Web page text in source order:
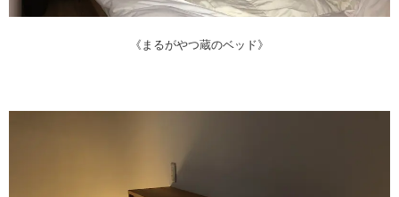
《まるがやつ蔵のベッド》